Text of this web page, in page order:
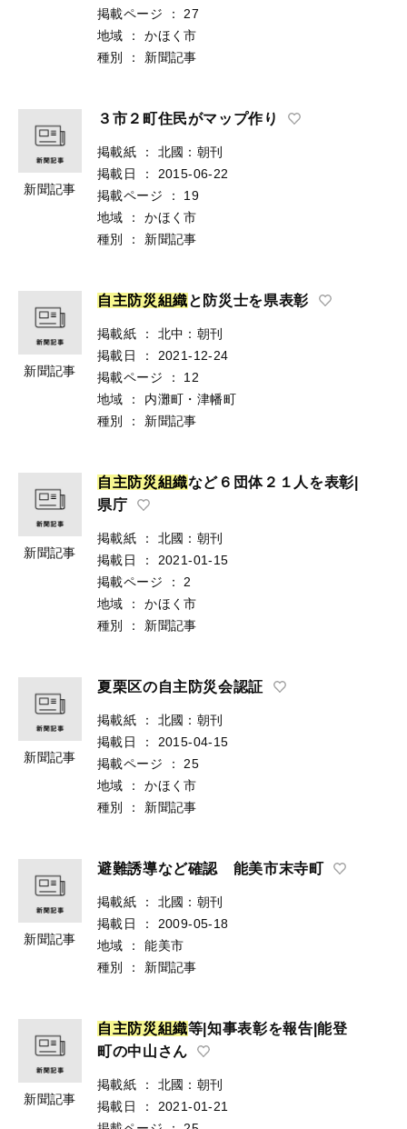
掲載ページ
：
27
地域
：
かほく市
種別
： 新聞記事
新聞記事
３市２町住民がマップ作り
掲載紙 ：
北國：朝刊
掲載日
：
2015-06-22
掲載ページ
：
19
地域
：
かほく市
種別
： 新聞記事
新聞記事
自 主防災組織と防災士を県表彰
掲載紙 ：
北中：朝刊
掲載日
：
2021-12-24
掲載ページ
：
12
地域
：
内灘町・津幡町
種別
： 新聞記事
新聞記事
自 主防災組織など６団体２１人を表彰|
県庁
掲載紙 ：
北國：朝刊
掲載日
：
2021-01-15
掲載ページ
：
2
地域
：
かほく市
種別
： 新聞記事
新聞記事
夏栗区の自主防災会認証
掲載紙 ：
北國：朝刊
掲載日
：
2015-04-15
掲載ページ
：
25
地域
：
かほく市
種別
： 新聞記事
新聞記事
避難誘導など確認 能美市末寺町
掲載紙 ：
北國：朝刊
掲載日
：
2009-05-18
地域
：
能美市
種別
： 新聞記事
新聞記事
自 主防災組織等|知事表彰を報告|能登
町の中山さん
掲載紙 ：
北國：朝刊
掲載日
：
2021-01-21